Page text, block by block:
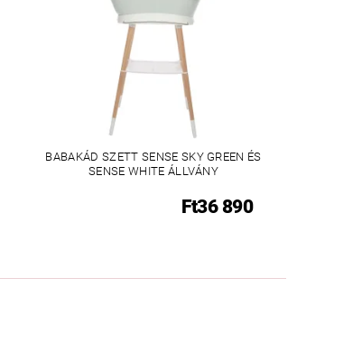
BABAKÁD SZETT SENSE SKY GREEN ÉS
SENSE WHITE ÁLLVÁNY
Ft36 890